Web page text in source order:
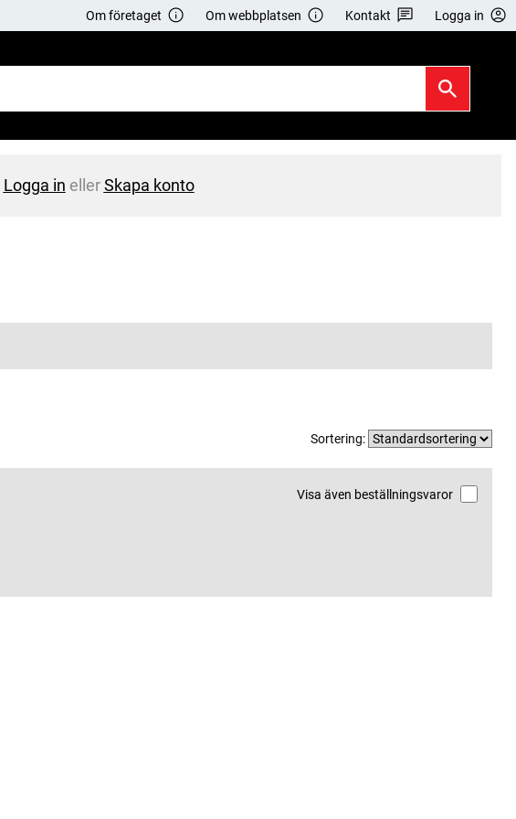
Om företaget Om webbplatsen Kontakt Logga in
Logga in ellerSkapa konto
Sortering:
Visa även beställningsvaror